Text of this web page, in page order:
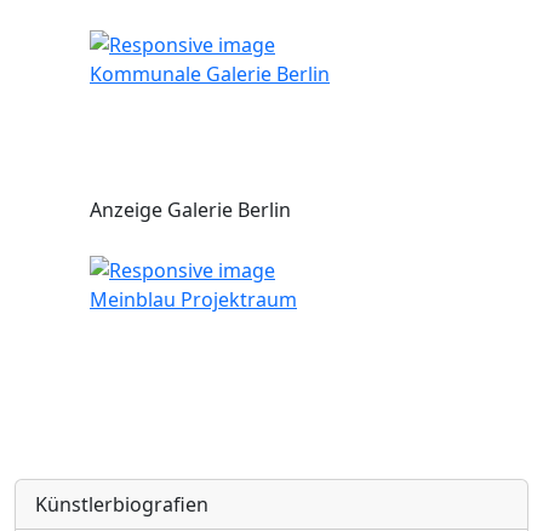
Kommunale Galerie Berlin
Anzeige Galerie Berlin
Meinblau Projektraum
Künstlerbiografien